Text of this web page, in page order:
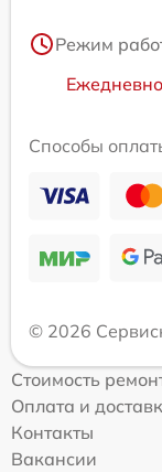
Режим
Способы
© 2026
Стоимость
Оплата и
Контакты
Вакансии